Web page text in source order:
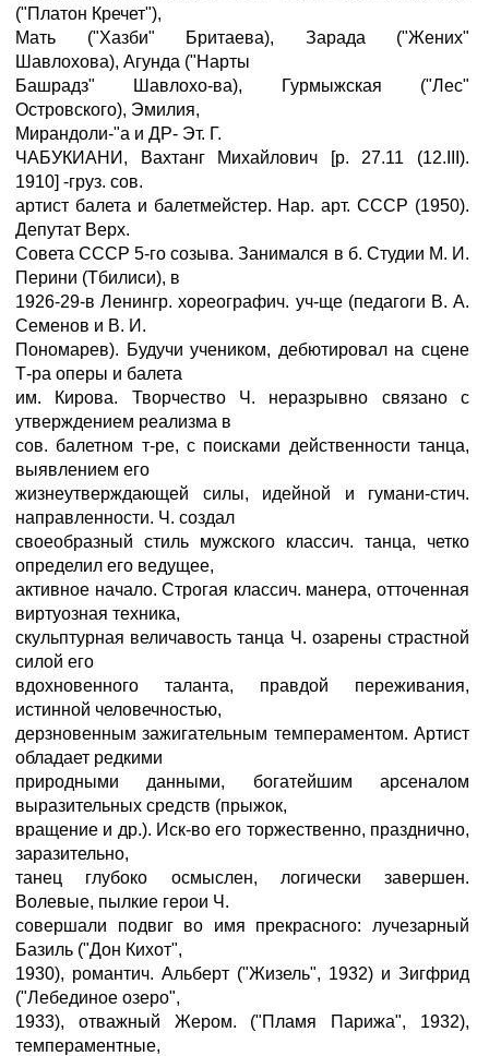
("Платон Кречет"),
Мать ("Хазби" Бритаева), Зарада ("Жених"
Шавлохова), Агунда ("Нарты
Башрадз" Шавлохо-ва), Гурмыжская ("Лес"
Островского), Эмилия,
Мирандоли-"а и ДР- Эт. Г.
ЧАБУКИАНИ, Вахтанг Михайлович [р. 27.11 (12.III).
1910] -груз. сов.
артист балета и балетмейстер. Нар. арт. СССР (1950).
Депутат Верх.
Совета СССР 5-го созыва. Занимался в б. Студии М. И.
Перини (Тбилиси), в
1926-29-в Ленингр. хореографич. уч-ще (педагоги В. А.
Семенов и В. И.
Пономарев). Будучи учеником, дебютировал на сцене
Т-ра оперы и балета
им. Кирова. Творчество Ч. неразрывно связано с
утверждением реализма в
сов. балетном т-ре, с поисками действенности танца,
выявлением его
жизнеутверждающей силы, идейной и гумани-стич.
направленности. Ч. создал
своеобразный стиль мужского классич. танца, четко
определил его ведущее,
активное начало. Строгая классич. манера, отточенная
виртуозная техника,
скульптурная величавость танца Ч. озарены страстной
силой его
вдохновенного таланта, правдой переживания,
истинной человечностью,
дерзновенным зажигательным темпераментом. Артист
обладает редкими
природными данными, богатейшим арсеналом
выразительных средств (прыжок,
вращение и др.). Иск-во его торжественно, празднично,
заразительно,
танец глубоко осмыслен, логически завершен.
Волевые, пылкие герои Ч.
совершали подвиг во имя прекрасного: лучезарный
Базиль ("Дон Кихот",
1930), романтич. Альберт ("Жизель", 1932) и Зигфрид
("Лебединое озеро",
1933), отважный Жером. ("Пламя Парижа", 1932),
темпераментные,